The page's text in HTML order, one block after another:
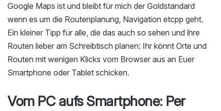
Google Maps ist und bleibt für mich der Goldstandard
wenn es um die Routenplanung, Navigation etcpp geht.
Ein kleiner Tipp für alle, die das auch so sehen und ihre
Routen lieber am Schreibtisch planen: Ihr könnt Orte und
Routen mit wenigen Klicks vom Browser aus an Euer
Smartphone oder Tablet schicken.
Vom PC aufs Smartphone: Per